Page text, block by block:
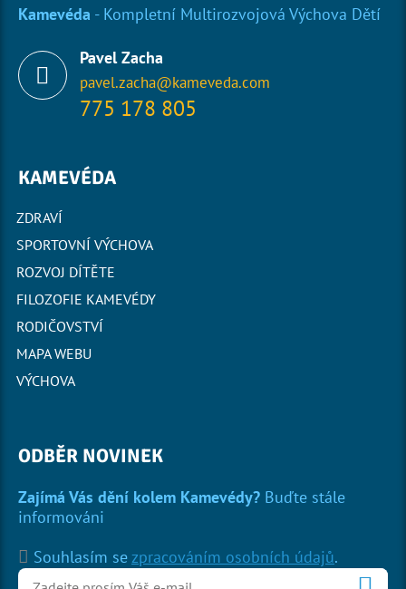
Kamevéda - Kompletní Multirozvojová Výchova Dětí
Pavel Zacha
pavel.zacha@kameveda.com
775 178 805
KAMEVÉDA
ZDRAVÍ
SPORTOVNÍ VÝCHOVA
ROZVOJ DÍTĚTE
FILOZOFIE KAMEVÉDY
RODIČOVSTVÍ
MAPA WEBU
VÝCHOVA
ODBĚR NOVINEK
Zajímá Vás dění kolem Kamevédy? Buďte stále
informováni
Souhlasím sezpracováním osobních údajů.